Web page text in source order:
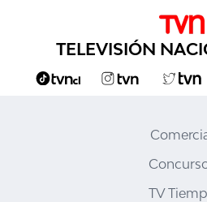
TELEVISIÓN
TV